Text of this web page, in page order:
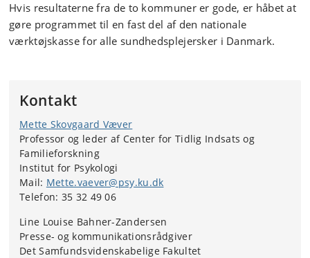
Hvis resultaterne fra de to kommuner er gode, er håbet at
gøre programmet til en fast del af den nationale
værktøjskasse for alle sundhedsplejersker i Danmark.
Kontakt
Mette Skovgaard Væver
Professor og leder af Center for Tidlig Indsats og
Familieforskning
Institut for Psykologi
Mail: Mette.vaever@psy.ku.dk
Telefon: 35 32 49 06
Line Louise Bahner-Zandersen
Presse- og kommunikationsrådgiver
Det Samfundsvidenskabelige Fakultet